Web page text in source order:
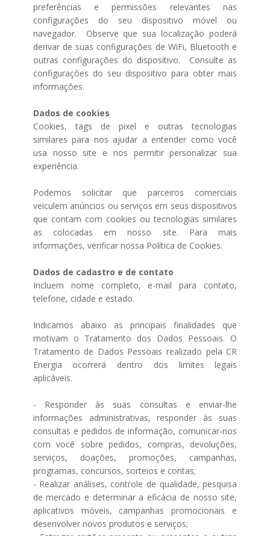
preferências e permissões relevantes nas
configurações do seu dispositivo móvel ou
navegador. Observe que sua localização poderá
derivar de suas configurações de WiFi, Bluetooth e
outras configurações do dispositivo. Consulte as
configurações do seu dispositivo para obter mais
informações.
Dados de cookies
Cookies, tags de pixel e outras tecnologias
similares para nos ajudar a entender como você
usa nosso site e nos permitir personalizar sua
experiência.
Podemos solicitar que parceiros comerciais
veiculem anúncios ou serviços em seus dispositivos
que contam com cookies ou tecnologias similares
as colocadas em nosso site. Para mais
informações, verificar nossa Política de Cookies.
Dados de cadastro e de contato
Incluem nome completo, e-mail para contato,
telefone, cidade e estado.
Indicamos abaixo as principais finalidades que
motivam o Tratamento dos Dados Pessoais. O
Tratamento de Dados Pessoais realizado pela CR
Energia ocorrerá dentro dos limites legais
aplicáveis.
- Responder às suas consultas e enviar-lhe
informações administrativas, responder às suas
consultas e pedidos de informação, comunicar-nos
com você sobre pedidos, compras, devoluções,
serviços, doações, promoções, campanhas,
programas, concursos, sorteios e contas;
- Realizar análises, controle de qualidade, pesquisa
de mercado e determinar a eficácia de nosso site,
aplicativos móveis, campanhas promocionais e
desenvolver novos produtos e serviços;